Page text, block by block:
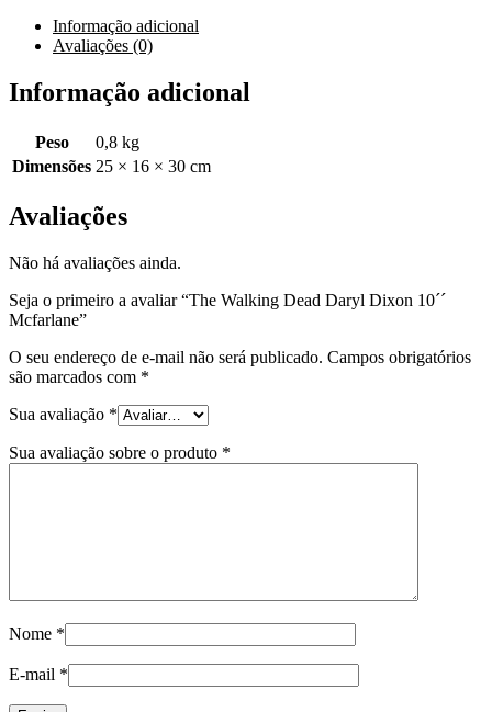
Informação adicional
Avaliações (0)
Informação adicional
Peso
0,8 kg
Dimensões 25 × 16 × 30 cm
Avaliações
Não há avaliações ainda.
Seja o primeiro a avaliar “The Walking Dead Daryl Dixon 10´´
Mcfarlane”
O seu endereço de e-mail não será publicado. Campos obrigatórios
são marcados com *
Sua avaliação *
Sua avaliação sobre o produto *
Nome *
E-mail *